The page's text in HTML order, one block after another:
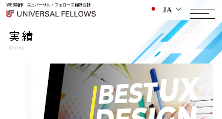
WEB制作｜ユニバーサル・フェローズ有限会社
実績
Works
JA